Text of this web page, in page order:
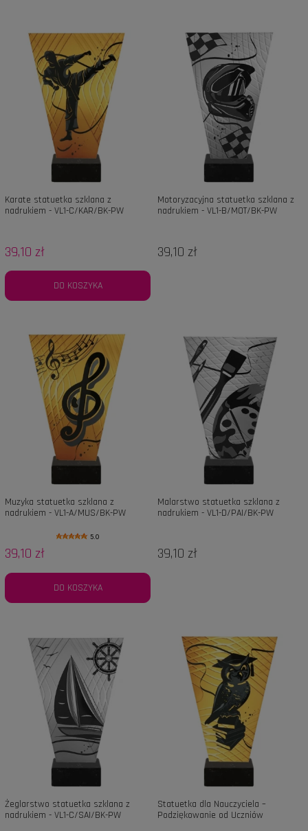
Karate statuetka szklana z
nadrukiem - VL1-C/KAR/BK-PW
39,10 zł
DO KOSZYKA
Motoryzacyjna statuetka szklana z
nadrukiem - VL1-B/MOT/BK-PW
39,10 zł
Muzyka statuetka szklana z
nadrukiem - VL1-A/MUS/BK-PW
5.0
39,10 zł
DO KOSZYKA
Malarstwo statuetka szklana z
nadrukiem - VL1-D/PAI/BK-PW
39,10 zł
Żeglarstwo statuetka szklana z
nadrukiem - VL1-C/SAI/BK-PW
Statuetka dla Nauczyciela –
Podziękowanie od Uczniów